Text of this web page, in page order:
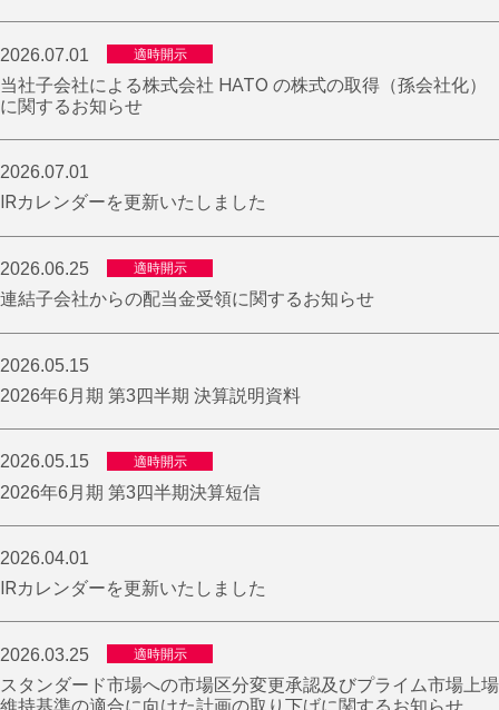
2026.07.01 適時開示
当社⼦会社による株式会社 HATO の株式の取得（孫会社化）
に関するお知らせ
2026.07.01
IRカレンダーを更新いたしました
2026.06.25 適時開示
連結子会社からの配当金受領に関するお知らせ
2026.05.15
2026年6月期 第3四半期 決算説明資料
2026.05.15 適時開示
2026年6月期 第3四半期決算短信
2026.04.01
IRカレンダーを更新いたしました
2026.03.25 適時開示
スタンダード市場への市場区分変更承認及びプライム市場上場
維持基準の適合に向けた計画の取り下げに関するお知らせ